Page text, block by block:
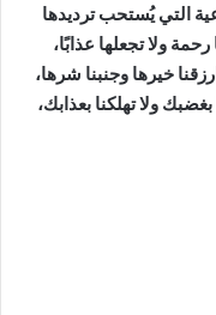
التي يُستحب ترديدها
ولا تجعلها عذابًا،
خيرها وجنبنا شرها،
ولا تهلكنا بعذابك،